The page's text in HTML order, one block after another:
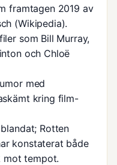
framtagen 2019 av
(Wikipedia).
som Bill Murray,
och Chloë
med
kring film-
Rotten
konstaterat både
mot tempot.